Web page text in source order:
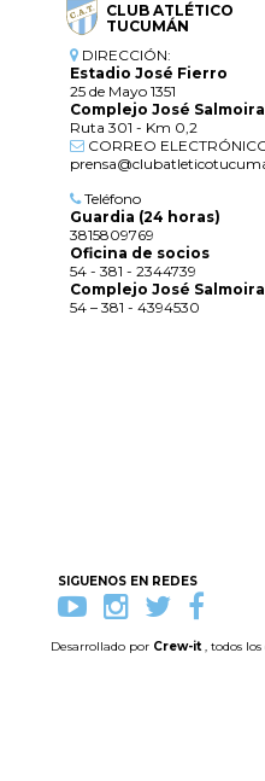
CLUB ATLÉTICO
TUCUMÁN
DIRECCIÓN:
Estadio José Fierro
25 de Mayo 1351
Complejo José
Ruta 301 - Km 0,2
CORREO
Teléfono
Guardia (24 horas)
3815809769
Oficina de socios
54 - 381 - 2344739
Complejo José
54 – 381 - 4394530
SIGUENOS EN REDES
Desarrollado por Crew-it , todos